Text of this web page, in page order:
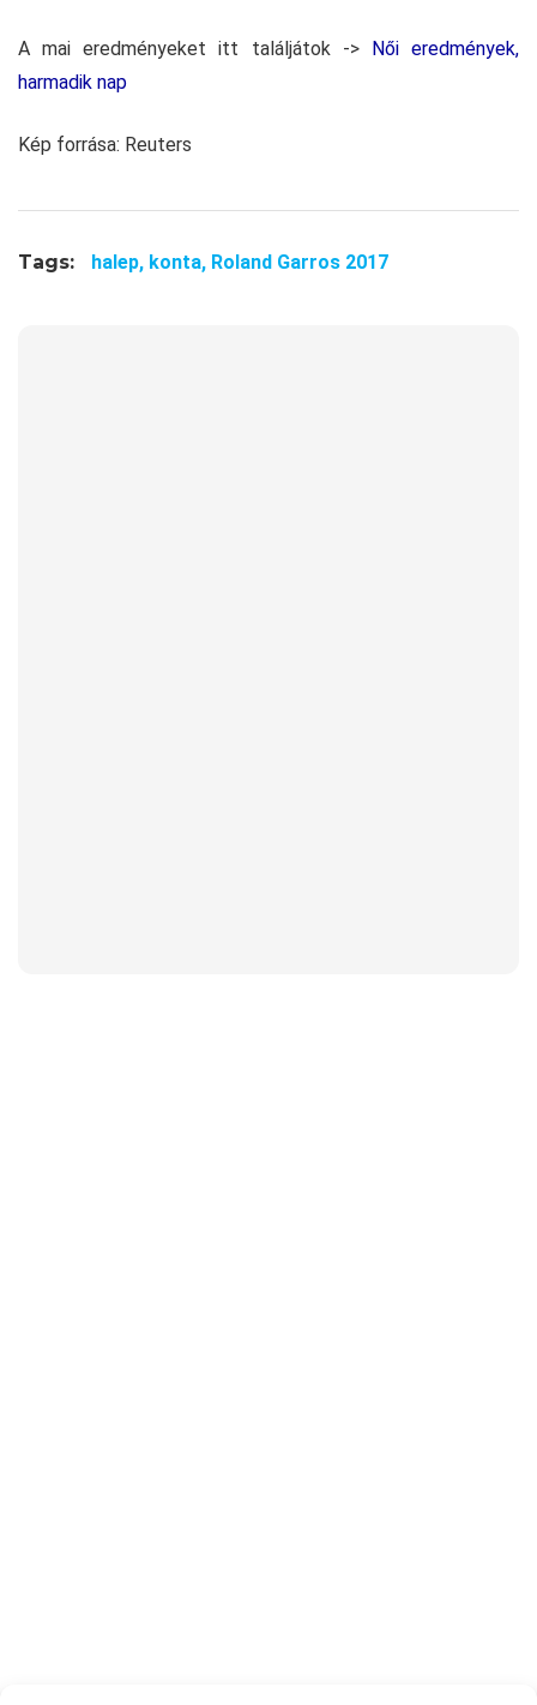
A mai eredményeket itt találjátok -> Női eredmények,
harmadik nap
Kép forrása: Reuters
Tags: halep, konta, Roland Garros 2017